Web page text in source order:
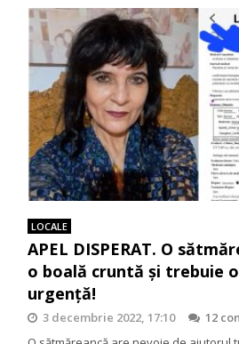
LOCALE
APEL DISPERAT. O
o boală cruntă și trebuie
urgență!
3 decembrie 2022, 17:10
12